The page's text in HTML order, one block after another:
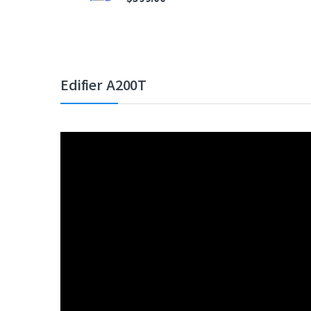
Edifier A200T